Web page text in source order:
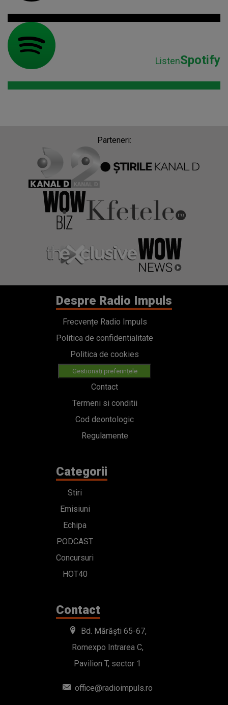
ListenSpotify
Parteneri:
Despre Radio Impuls
Frecvențe Radio Impuls
Politica de confidentialitate
Politica de cookies
Gestionați preferințele
Contact
Termeni si conditii
Cod deontologic
Regulamente
Categorii
Stiri
Emisiuni
Echipa
PODCAST
Concursuri
HOT40
Contact
Bd. Mărăști 65-67,
Romexpo Intrarea C,
Pavilion T, sector 1
office@radioimpuls.ro